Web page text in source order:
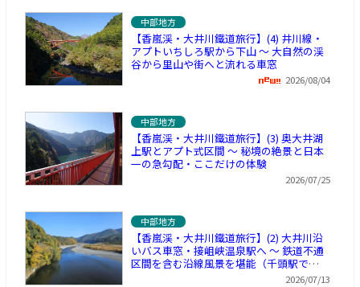
中部地方
【香嵐渓・大井川鐵道旅行】(4) 井川線・
アプトいちしろ駅から下山 ～ 大自然の渓
谷から里山や街へと流れる車窓
2026/08/04
中部地方
【香嵐渓・大井川鐵道旅行】(3) 奥大井湖
上駅とアプト式区間 ～ 秘境の絶景と日本
一の急勾配・ここだけの体験
2026/07/25
中部地方
【香嵐渓・大井川鐵道旅行】(2) 大井川沿
いバス車窓・接岨峡温泉駅へ ～ 鉄道不通
区間を含む沿線風景を堪能（千頭駅で休
2026/07/13